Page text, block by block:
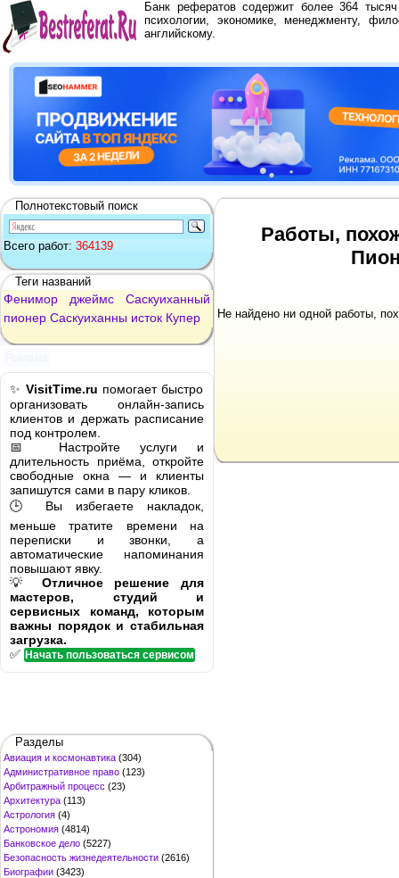
Банк рефератов содержит более 364
психологии, экономике, менеджменту,
английскому.
Полнотекстовый поиск
Всего работ: 364139
Теги названий
Фенимор джеймс
Саскуиханный
пионер Саскуиханны исток Купер
✨ VisitTime.ru помогает быстро
организовать онлайн-запись
клиентов и держать расписание
под контролем.
📅 Настройте услуги и
длительность приёма, откройте
свободные окна — и клиенты
запишутся сами в пару кликов.
🕒 Вы избегаете накладок,
меньше тратите времени на
переписки и звонки, а
автоматические напоминания
повышают явку.
💡 Отличное решение для
мастеров, студий и
сервисных команд, которым
важны порядок и стабильная
загрузка.
✅ Начать пользоваться сервисом
Разделы
Авиация и космонавтика (304)
Административное право (123)
Арбитражный процесс (23)
Архитектура (113)
Астрология (4)
Астрономия (4814)
Банковское дело (5227)
Безопасность жизнедеятельности (2616)
Биографии (3423)
Работы,
Не найдено ни одной работы,